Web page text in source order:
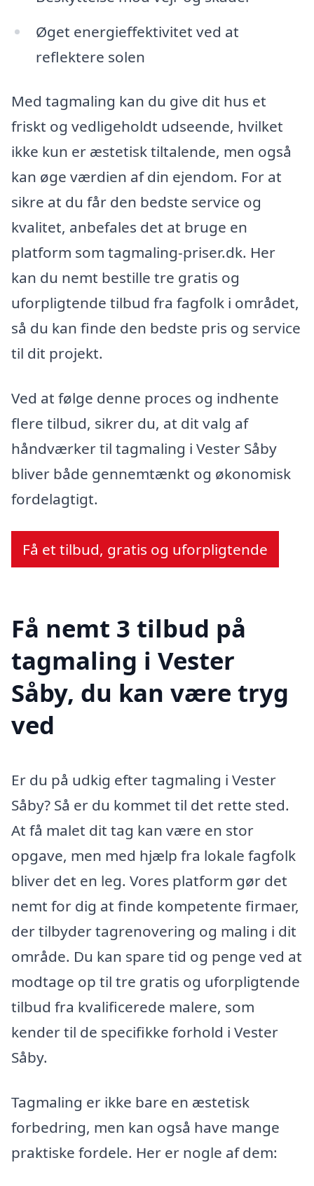
Øget energieffektivitet ved at
reflektere solen
Med tagmaling kan du give dit hus et
friskt og vedligeholdt udseende, hvilket
ikke kun er æstetisk tiltalende, men også
kan øge værdien af din ejendom. For at
sikre at du får den bedste service og
kvalitet, anbefales det at bruge en
platform som tagmaling-priser.dk. Her
kan du nemt bestille tre gratis og
uforpligtende tilbud fra fagfolk i området,
så du kan finde den bedste pris og service
til dit projekt.
Ved at følge denne proces og indhente
flere tilbud, sikrer du, at dit valg af
håndværker til tagmaling i Vester Såby
bliver både gennemtænkt og økonomisk
fordelagtigt.
Få et tilbud, gratis og uforpligtende
Få nemt 3 tilbud på
tagmaling i Vester
Såby, du kan være tryg
ved
Er du på udkig efter tagmaling i Vester
Såby? Så er du kommet til det rette sted.
At få malet dit tag kan være en stor
opgave, men med hjælp fra lokale fagfolk
bliver det en leg. Vores platform gør det
nemt for dig at finde kompetente firmaer,
der tilbyder tagrenovering og maling i dit
område. Du kan spare tid og penge ved at
modtage op til tre gratis og uforpligtende
tilbud fra kvalificerede malere, som
kender til de specifikke forhold i Vester
Såby.
Tagmaling er ikke bare en æstetisk
forbedring, men kan også have mange
praktiske fordele. Her er nogle af dem: